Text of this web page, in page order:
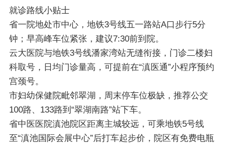
就诊路线小贴士
省一院地处市中心，地铁3号线五一路站A口步行5分
钟；早高峰车位紧张，建议7:30前到院。
云大医院与地铁3号线潘家湾站无缝衔接，门诊二楼妇
科取号，日均门诊量高，可提前在“滇医通”小程序预约
宫颈号。
市妇幼保健院毗邻翠湖，周末停车位极缺，推荐公交
100路、133路到“翠湖南路”站下车。
省中医医院滇池院区距离主城较远，可乘地铁5号线
至“滇池国际会展中心”后打车起步价，院区有免费电瓶